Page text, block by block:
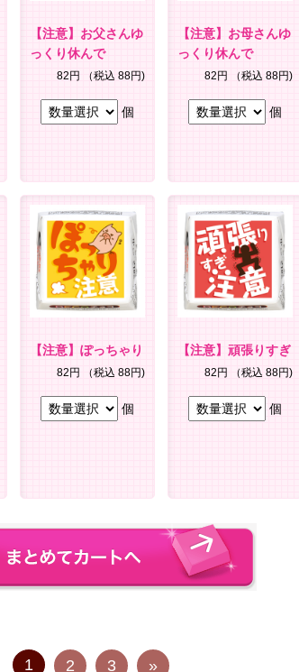
【注意】お父さんゆ
っくり休んで
82円 （税込 88円)
個
【注意】お母さんゆ
っくり休んで
82円 （税込 88円)
個
【注意】ぽっちゃり
82円 （税込 88円)
個
【注意】頑張りすぎ
82円 （税込 88円)
個
1 2 3 »